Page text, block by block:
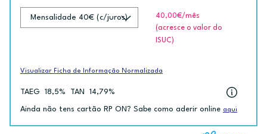
40,00€/mês
(acresce o valor do
ISUC)
Visualizar Ficha de Informação Normalizada
TAEG 18,5% TAN 14,79%
Ainda não tens cartão RP ON? Sabe como aderir online aqui